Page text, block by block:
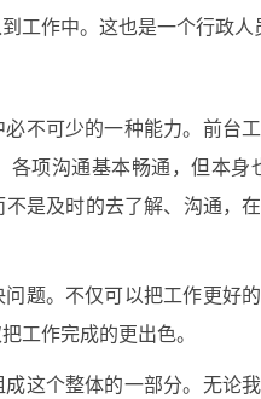
工作中。这也是一个行政人
不可少的一种能力。前台
各项沟通基本畅通，但本
是及时的去了解、沟通，
题。不仅可以把工作更好
工作完成的更出色。
这个整体的一部分。无论